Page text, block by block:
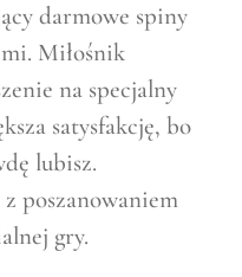
darmowe spiny
Miłośnik
na specjalny
satysfakcję, bo
lubisz.
poszanowaniem
gry.